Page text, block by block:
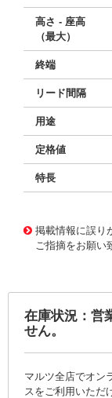
高さ - 座高
（最大）
終端
リード間隔
用途
定格値
特長
掲載情報に誤り
ご指摘をお願い
在庫状況：営
せん。
マルツ全店でオン
スをご利用いただ